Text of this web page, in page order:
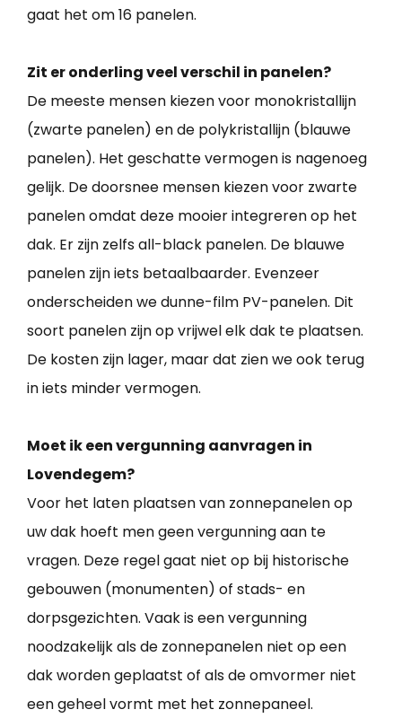
gaat het om 16 panelen.
Zit er onderling veel verschil in panelen?
De meeste mensen kiezen voor monokristallijn
(zwarte panelen) en de polykristallijn (blauwe
panelen). Het geschatte vermogen is nagenoeg
gelijk. De doorsnee mensen kiezen voor zwarte
panelen omdat deze mooier integreren op het
dak. Er zijn zelfs all-black panelen. De blauwe
panelen zijn iets betaalbaarder. Evenzeer
onderscheiden we dunne-film PV-panelen. Dit
soort panelen zijn op vrijwel elk dak te plaatsen.
De kosten zijn lager, maar dat zien we ook terug
in iets minder vermogen.
Moet ik een vergunning aanvragen in
Lovendegem?
Voor het laten plaatsen van zonnepanelen op
uw dak hoeft men geen vergunning aan te
vragen. Deze regel gaat niet op bij historische
gebouwen (monumenten) of stads- en
dorpsgezichten. Vaak is een vergunning
noodzakelijk als de zonnepanelen niet op een
dak worden geplaatst of als de omvormer niet
een geheel vormt met het zonnepaneel.